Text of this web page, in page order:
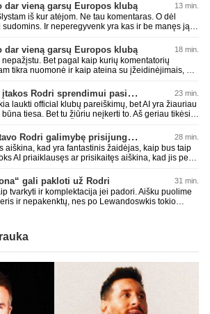
dar vieną garsų Europos klubą 13 min.
iš kur atėjom. Ne tau komentaras. O dėl
Ir neperegyvenk yra kas ir be manęs ją iš
dar vieną garsų Europos klubą 18 min.
Bet pagal kaip kurių komentatorių
tikra nuomonė ir kaip ateina su įžeidinėjimais, o
kalba. Nes kitokios jis nemoka.Priešingai čia
Kodėl *** pastoviai kalbama visų vardu, nors
ir ne tą nuomonę???
Paaiškėjo, kas turėjo įtakos Rodri sprendimui pasirinkti Barselonos pusę 23 min.
laukti official klubų pareiškimų, bet AI yra žiauriau
tiesa. Bet tu žiūriu neįkerti to. Aš geriau tikėsiu
vis dar tiki davo tiesumu pagal AI suformuotu.
juk aš pagal tave nusikalbu, klaunas, dar
Totalus paranojikas tu. Atvirai sakant didesnio
čia turbūt, na neskaitant forzos ir kt. pan.
F. Lopezas pakomentavo Rodri galimybę prisijungti prie „Barcelona“ ekipos 28 min.
aiškina, kad yra fantastinis žaidėjas, kaip bus taip
AI priaiklausęs ar prisikaitęs aiškina, kad jis per
paskuo už tą teisybė tik įžeidinėjimai eina įtrasą
gali pakloti už Rodri 31 min.
tvarkyti ir komplektacija jei padori. Aišku puolime
ir nepakenktų, nes po Lewandoswkis tokio